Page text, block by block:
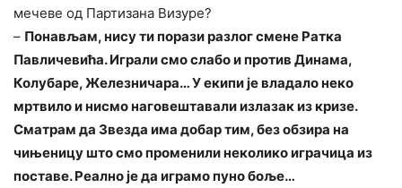
мечеве од Партизана Визуре?
– Понављам, нису ти порази разлог смене Ратка
Павличевића. Играли смо слабо и против Динама,
Колубаре, Железничара… У екипи је владало неко
мртвило и нисмо наговештавали излазак из кризе.
Сматрам да Звезда има добар тим, без обзира на
чињеницу што смо променили неколико играчица из
поставе. Реално је да играмо пуно боље…